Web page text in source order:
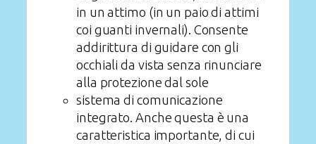
in un attimo (in un paio di attimi
coi guanti invernali). Consente
addirittura di guidare con gli
occhiali da vista senza rinunciare
alla protezione dal sole
sistema di comunicazione
integrato. Anche questa è una
caratteristica importante, di cui